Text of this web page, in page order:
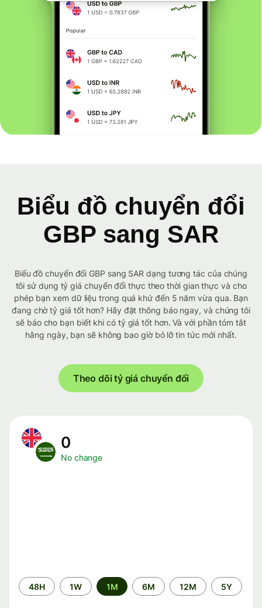
Biểu đồ chuyển đổi
GBP sang SAR
Biểu đồ chuyển đổi GBP sang SAR dạng tương tác của chúng
tôi sử dụng tỷ giá chuyển đổi thực theo thời gian thực và cho
phép bạn xem dữ liệu trong quá khứ đến 5 năm vừa qua. Bạn
đang chờ tỷ giá tốt hơn? Hãy đặt thông báo ngay, và chúng tôi
sẽ báo cho bạn biết khi có tỷ giá tốt hơn. Và với phần tóm tắt
hằng ngày, bạn sẽ không bao giờ bỏ lỡ tin tức mới nhất.
Theo dõi tỷ giá chuyển đổi
0
No change
Time
period
48H 1W 1M 6M 12M 5Y